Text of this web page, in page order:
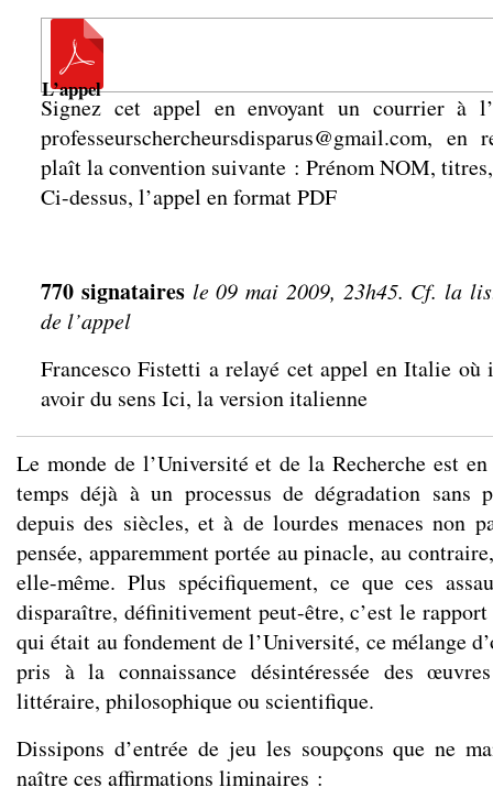
L’appel
Signez cet appel en envoyant un courrier à
professeurschercheursdisparus@gmail.com, en
plaît la convention suivante : Prénom NOM,
Ci-dessus, l’appel en format PDF
770 signatairesle 09 mai 2009, 23h45. Cf. la
de l’appel
Francesco Fistetti a relayé cet appel en Italie où
avoir du sens Ici, la version italienne
Le monde de l’Université et de la Recherche est
temps déjà à un processus de dégradation sans
depuis des siècles, et à de lourdes menaces non
pensée, apparemment portée au pinacle, au
elle-même. Plus spécifiquement, ce que ces
disparaître, définitivement peut-être, c’est le
qui était au fondement de l’Université, ce mélange
pris à la connaissance désintéressée des
littéraire, philosophique ou scientifique.
Dissipons d’entrée de jeu les soupçons que ne
naître ces affirmations liminaires :